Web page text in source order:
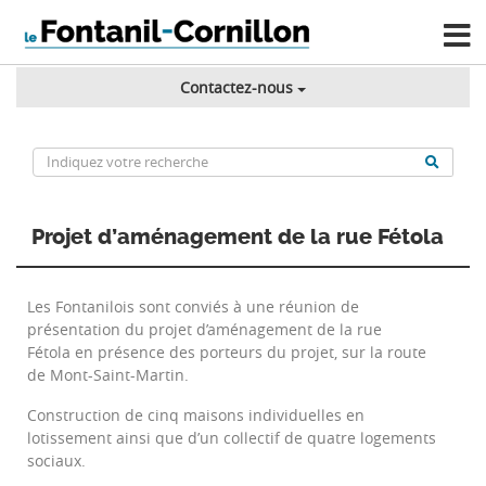
Contactez-nous
Projet d’aménagement de la rue Fétola
Les Fontanilois sont conviés à une réunion de
présentation du projet d’aménagement de la rue
Fétola en présence des porteurs du projet, sur la route
de Mont-Saint-Martin.
Construction de cinq maisons individuelles en
lotissement ainsi que d’un collectif de quatre logements
sociaux.